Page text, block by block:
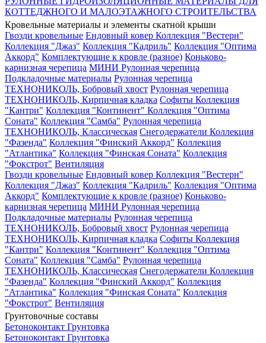
КОТТЕДЖНОГО И МАЛОЭТАЖНОГО СТРОИТЕЛЬСТВА
Кровельные материалы и элементы скатной крыши
Гвозди кровельные Ендовный ковер Коллекция "Вестерн"
Коллекция "Джаз" Коллекция "Кадриль" Коллекция "Оптима
Аккорд" Комплектующие к кровле (разное) Коньково-
карнизная черепица МИНИ Рулонная черепица
Подкладочные материалы Рулонная черепица
ТЕХНОНИКОЛЬ, Бобровый хвост Рулонная черепица
ТЕХНОНИКОЛЬ, Кирпичная кладка Софиты Коллекция
"Кантри" Коллекция "Континент" Коллекция "Оптима
Соната" Коллекция "Самба" Рулонная черепица
ТЕХНОНИКОЛЬ, Классическая Снегодержатели Коллекция
"Фазенда" Коллекция "Финский Аккорд" Коллекция
"Атлантика" Коллекция "Финская Соната" Коллекция
"Фокстрот" Вентиляция
Гвозди кровельные Ендовный ковер Коллекция "Вестерн"
Коллекция "Джаз" Коллекция "Кадриль" Коллекция "Оптима
Аккорд" Комплектующие к кровле (разное) Коньково-
карнизная черепица МИНИ Рулонная черепица
Подкладочные материалы Рулонная черепица
ТЕХНОНИКОЛЬ, Бобровый хвост Рулонная черепица
ТЕХНОНИКОЛЬ, Кирпичная кладка Софиты Коллекция
"Кантри" Коллекция "Континент" Коллекция "Оптима
Соната" Коллекция "Самба" Рулонная черепица
ТЕХНОНИКОЛЬ, Классическая Снегодержатели Коллекция
"Фазенда" Коллекция "Финский Аккорд" Коллекция
"Атлантика" Коллекция "Финская Соната" Коллекция
"Фокстрот" Вентиляция
Грунтовочные составы
Бетоноконтакт Грунтовка
Бетоноконтакт Грунтовка